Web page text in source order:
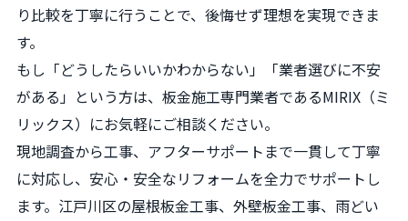
り比較を丁寧に行うことで、後悔せず理想を実現できま
す。
もし「どうしたらいいかわからない」「業者選びに不安
がある」という方は、板金施工専門業者であるMIRIX（ミ
リックス）にお気軽にご相談ください。
現地調査から工事、アフターサポートまで一貫して丁寧
に対応し、安心・安全なリフォームを全力でサポートし
ます。江戸川区の屋根板金工事、外壁板金工事、雨どい